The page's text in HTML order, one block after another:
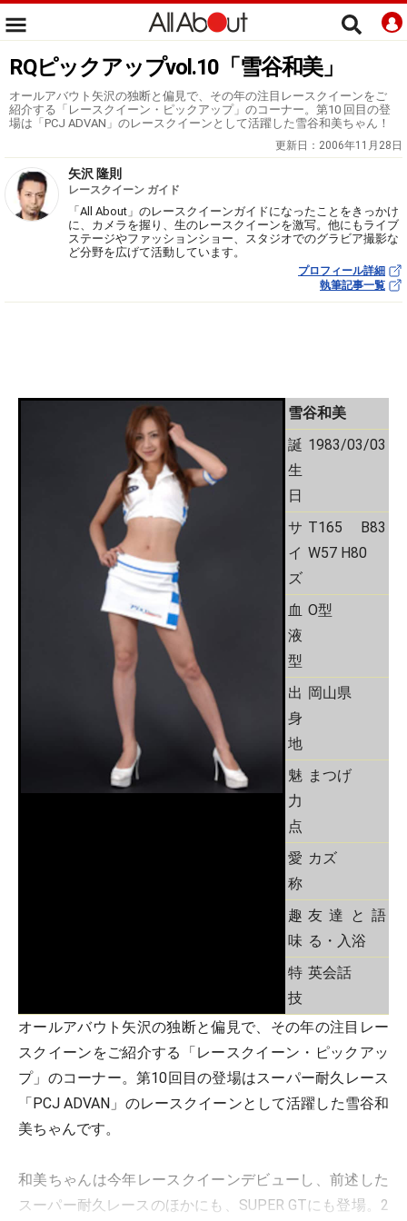
RQピックアップvol.10「雪谷和美」
オールアバウト矢沢の独断と偏見で、その年の注目レースクイーンをご
紹介する「レースクイーン・ピックアップ」のコーナー。第10 回目の登
場は「PCJ ADVAN」のレースクイーンとして活躍した雪谷和美ちゃん！
更新日： 2006年11月28日
矢沢 隆則
レースクイーン ガイド
「All About」のレースクイーンガイドになったことをきっかけ
に、カメラを握り、生のレースクイーンを激写。他にもライブ
ステージやファッションショー、スタジオでのグラビア撮影な
ど分野を広げて活動しています。
プロフィール詳細
執筆記事一覧
雪谷和美
誕
生
日
1983/03/03
サ
イ
ズ
T165 B83
W57 H80
血
液
型
O型
出
身
地
岡山県
魅
力
点
まつげ
愛
称
カズ
趣
味
友達と語
る・入浴
特
技
英会話
オールアバウト矢沢の独断と偏見で、その年の注目レー
スクイーンをご紹介する「レースクイーン・ピックアッ
プ」のコーナー。第10回目の登場はスーパー耐久レース
「PCJ ADVAN」のレースクイーンとして活躍した雪谷和
美ちゃんです。
和美ちゃんは今年レースクイーンデビューし、前述した
スーパー耐久レースのほかにも、SUPER GTにも登場。2